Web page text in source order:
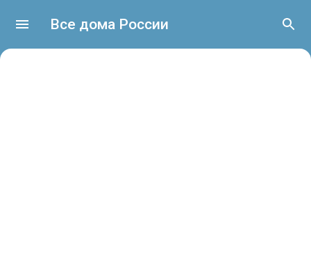
Все дома России